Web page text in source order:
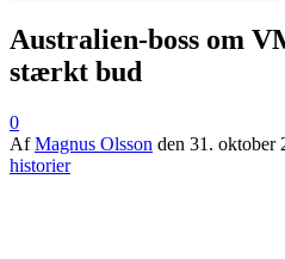
Australien-boss om
stærkt bud
0
AfMagnus Olsson den 31. oktober
historier